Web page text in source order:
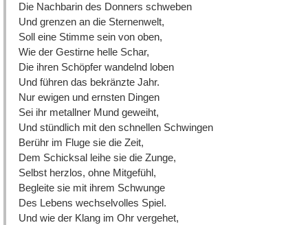
Die Nachbarin des Donners schweben
Und grenzen an die Sternenwelt,
Soll eine Stimme sein von oben,
Wie der Gestirne helle Schar,
Die ihren Schöpfer wandelnd loben
Und führen das bekränzte Jahr.
Nur ewigen und ernsten Dingen
Sei ihr metallner Mund geweiht,
Und stündlich mit den schnellen Schwingen
Berühr im Fluge sie die Zeit,
Dem Schicksal leihe sie die Zunge,
Selbst herzlos, ohne Mitgefühl,
Begleite sie mit ihrem Schwunge
Des Lebens wechselvolles Spiel.
Und wie der Klang im Ohr vergehet,